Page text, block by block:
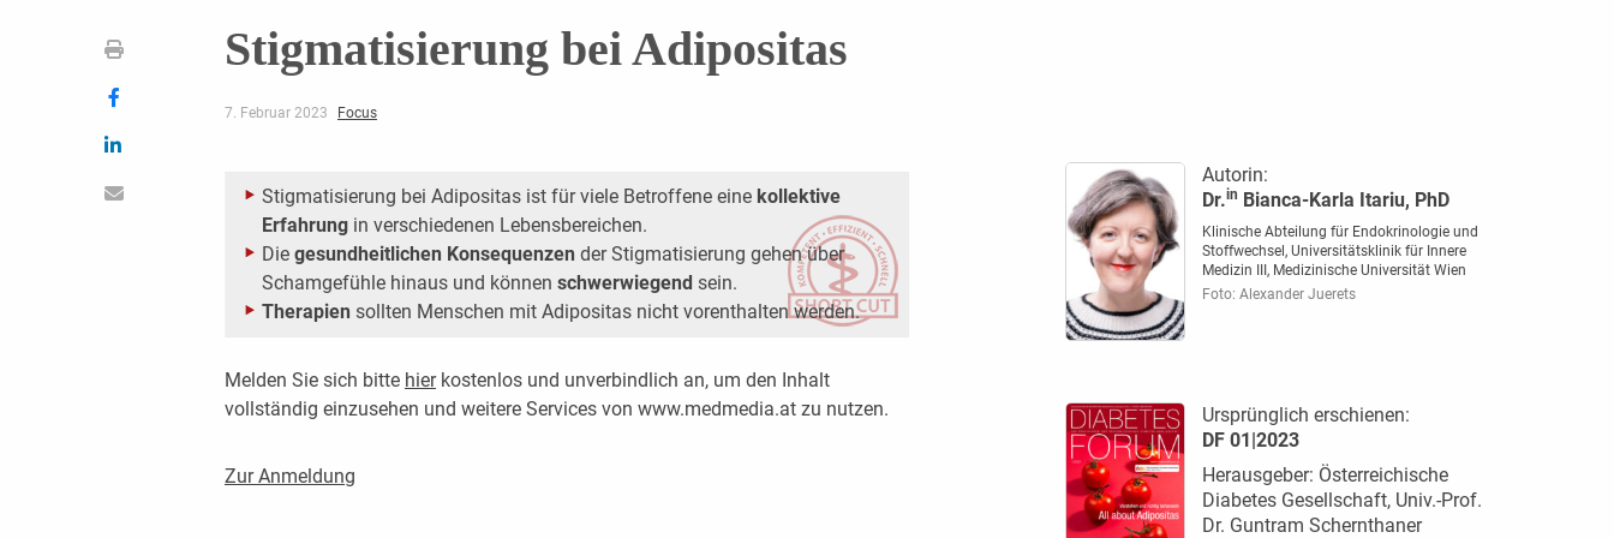
Stigmatisierung bei Adipositas
7. Februar 2023 Focus
Stigmatisierung bei Adipositas ist für viele Betroffene eine kollektive
Erfahrungin verschiedenen Lebensbereichen.
Die gesundheitlichen Konsequenzen der Stigmatisierung gehen über
Schamgefühle hinaus und können schwerwiegendsein.
Therapien sollten Menschen mit Adipositas nicht vorenthalten werden.
Melden Sie sich bitte hierkostenlos und unverbindlich an, um den Inhalt
vollständig einzusehen und weitere Services von www.medmedia.at zu nutzen.
Zur Anmeldung
Autorin:
Dr.in Bianca-Karla Itariu, PhD
Klinische Abteilung für Endokrinologie und
Stoffwechsel, Universitätsklinik für Innere
Medizin III, Medizinische Universität Wien
Foto: Alexander Juerets
Ursprünglich erschienen:
DF 01|2023
Herausgeber: Österreichische
Diabetes Gesellschaft, Univ.-Prof.
Dr. Guntram Schernthaner